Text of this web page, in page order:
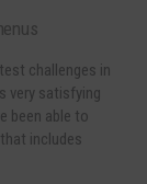
challenges in
very satisfying
been able to
includes